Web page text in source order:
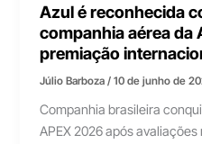
Azul é reconhecida
companhia aérea da
premiação
Júlio Barboza/10 de junho de
Companhia brasileira
APEX 2026 após